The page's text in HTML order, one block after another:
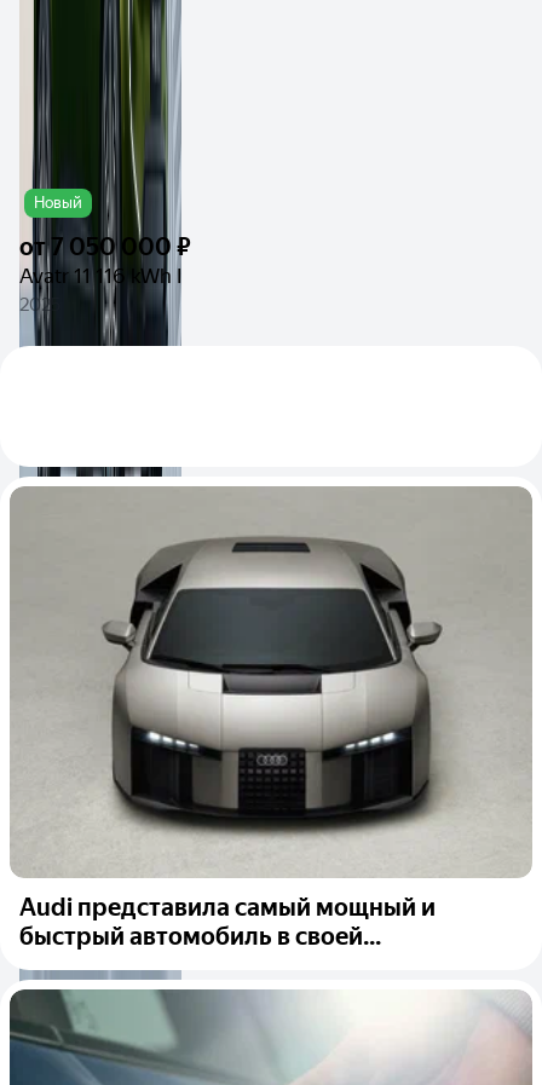
Новый
от7 050 000 ₽
Avatr 11 116 kWh I
2025
Audi представила самый мощный и
быстрый автомобиль в своей...